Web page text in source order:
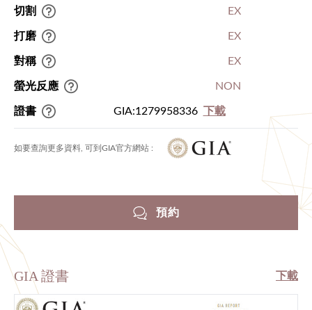
切割 EX
打磨 EX
對稱 EX
螢光反應 NON
證書 GIA:1279958336 下載
如要查詢更多資料, 可到GIA官方網站 :
預約
GIA 證書 下載